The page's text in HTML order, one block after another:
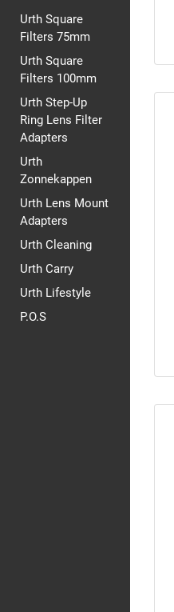
Urth Square
Filters 75mm
Urth Square
Filters 100mm
Urth Step-Up
Ring Lens Filter
Adapters
Urth
Zonnekappen
Urth Lens Mount
Adapters
Urth Cleaning
Urth Carry
Urth Lifestyle
P.O.S